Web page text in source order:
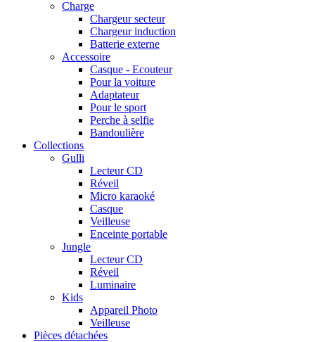
Charge
Chargeur secteur
Chargeur induction
Batterie externe
Accessoire
Casque - Ecouteur
Pour la voiture
Adaptateur
Pour le sport
Perche à selfie
Bandoulière
Collections
Gulli
Lecteur CD
Réveil
Micro karaoké
Casque
Veilleuse
Enceinte portable
Jungle
Lecteur CD
Réveil
Luminaire
Kids
Appareil Photo
Veilleuse
Pièces détachées